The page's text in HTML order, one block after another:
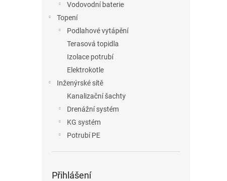
Vodovodní baterie
Topení
Podlahové vytápění
Terasová topidla
Izolace potrubí
Elektrokotle
Inženýrské sítě
Kanalizační šachty
Drenážní systém
KG systém
Potrubí PE
Přihlášení